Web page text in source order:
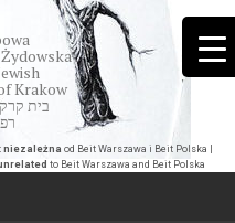
Krakow
בית
niezależna od Beit Warszawa i Beit Polska |
to Beit Warszawa and Beit Polska